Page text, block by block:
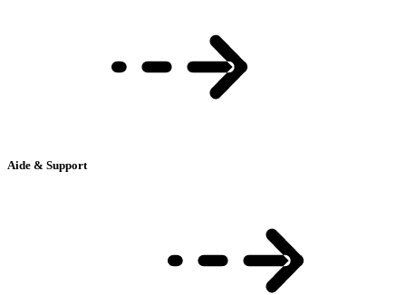
Aide & Support